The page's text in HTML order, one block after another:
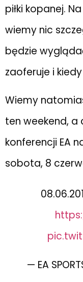
piłki kopanej.
wiemy nic
będzie
zaoferuje i
Wiemy
ten weekend, a
konferencji EA
sobota, 8
— EA